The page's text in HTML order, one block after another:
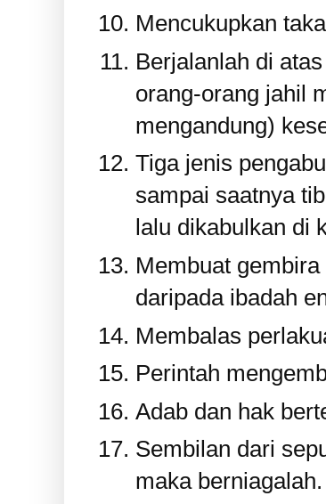
Mencukupkan
Berjalanlah di
orang-orang jahil
mengandung)
Tiga jenis
sampai saatnya
lalu dikabulkan di
Membuat
daripada ibadah
Membalas
Perintah
Adab dan hak
Sembilan dari
maka berniagalah.